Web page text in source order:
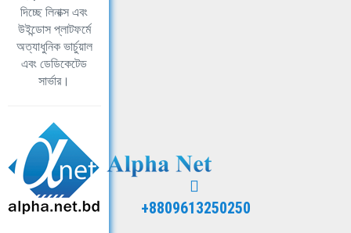
দিচ্ছে লিনাক্স এবং
উইন্ডোস প্লাটফর্মে
অত্যাধুনিক ভার্চুয়াল
এবং ডেডিকেটেড
সার্ভার।
+8809613250250